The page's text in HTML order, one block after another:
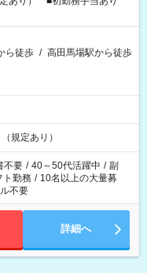
ら徒歩 / 高田馬場駅から徒歩
規定あり）
不要 / 40～50代活躍中 / 副
ト勤務 / 10名以上の大量募
不要
詳細へ